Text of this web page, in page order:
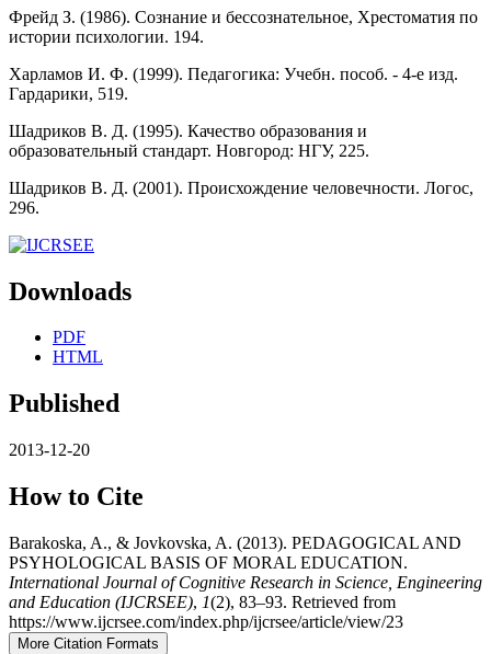
Фрейд З. (1986). Сознание и бессознательное, Хрестоматия по
истории психологии. 194.
Харламов И. Ф. (1999). Педагогика: Учебн. пособ. - 4-е изд.
Гардарики, 519.
Шадриков В. Д. (1995). Качество образования и
образовательный стандарт. Новгород: НГУ, 225.
Шадриков В. Д. (2001). Происхождение человечности. Логос,
296.
Downloads
PDF
HTML
Published
2013-12-20
How to Cite
Barakoska, A., & Jovkovska, A. (2013). PEDAGOGICAL AND
PSYHOLOGICAL BASIS OF MORAL EDUCATION.
International Journal of Cognitive Research in Science, Engineering
and Education (IJCRSEE), 1(2), 83–93. Retrieved from
https://www.ijcrsee.com/index.php/ijcrsee/article/view/23
More Citation Formats